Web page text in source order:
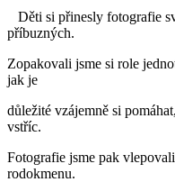
Děti si přinesly fotografie
příbuzných.
Zopakovali jsme si role
jak je
důležité vzájemně si
vstříc.
Fotografie jsme pak
rodokmenu.